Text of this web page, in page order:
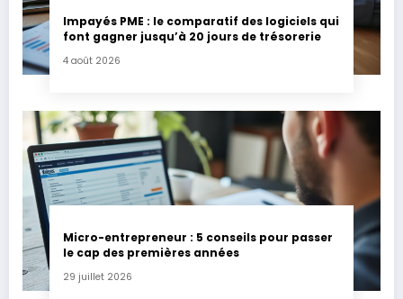
Impayés PME : le comparatif des logiciels qui
font gagner jusqu’à 20 jours de trésorerie
4 août 2026
Micro-entrepreneur : 5 conseils pour passer
le cap des premières années
29 juillet 2026